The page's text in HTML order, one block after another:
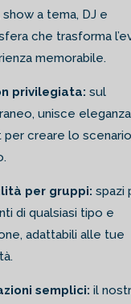
show a tema, DJ e
che trasforma
memorabile.
privilegiata: sul
unisce
creare lo scenario
per gruppi: spazi
di qualsiasi tipo e
adattabili alle tue
semplici: il